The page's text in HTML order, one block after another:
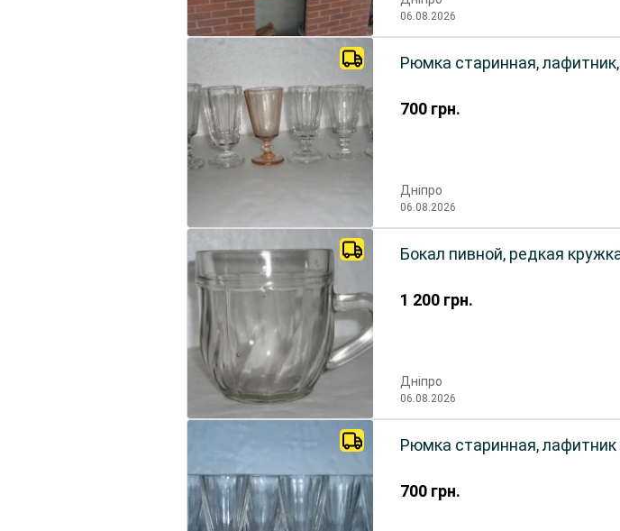
06.08.2026
700 грн.
Рюмка старинная,
Дніпро
06.08.2026
1 200 грн.
Бокал пивной, редкая
Дніпро
06.08.2026
700 грн.
Рюмка старинная,